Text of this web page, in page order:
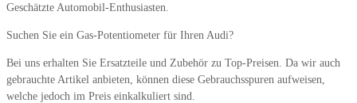
Geschätzte Automobil-Enthusiasten.
Suchen Sie ein Gas-Potentiometer für Ihren Audi?
Bei uns erhalten Sie Ersatzteile und Zubehör zu Top-Preisen. Da wir auch
gebrauchte Artikel anbieten, können diese Gebrauchsspuren aufweisen,
welche jedoch im Preis einkalkuliert sind.